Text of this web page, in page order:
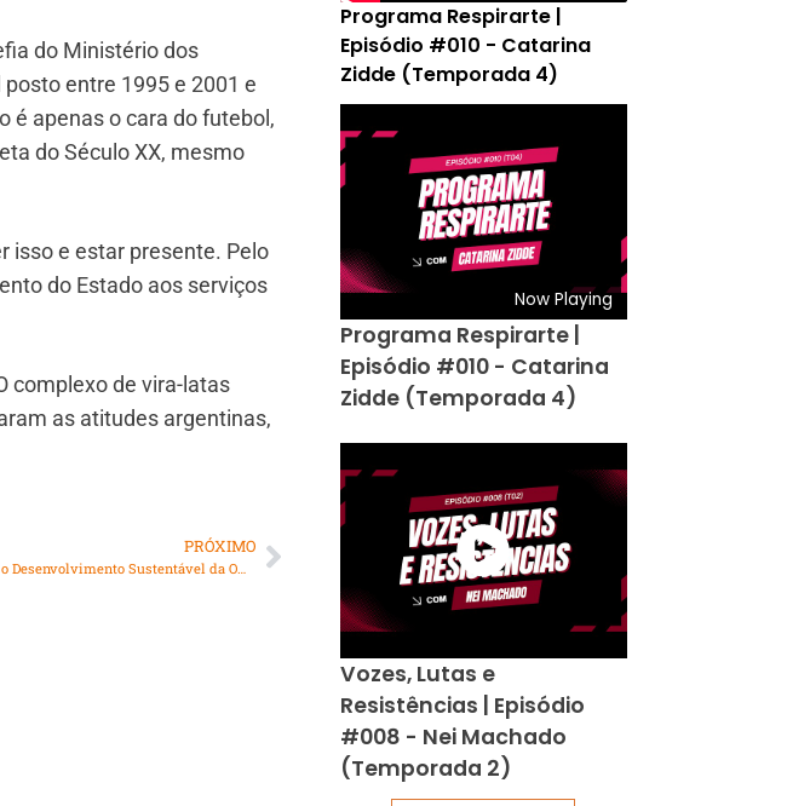
do Ministério dos
entre 1995 e 2001 e
é apenas o cara do futebol,
do Século XX, mesmo
isso e estar presente. Pelo
do Estado aos serviços
complexo de vira-latas
as atitudes argentinas,
PRÓXIMO
Seus Direitos: Os Objetivos para o Desenvolvimento Sustentável da ONU (Parte 1)
Programa Respirarte |
Episódio #010 - Catarina
Zidde (Temporada 4)
Now Playing
Programa Respirarte |
Episódio #010 - Catarina
Zidde (Temporada 4)
Vozes, Lutas e
Resistências | Episódio
#008 - Nei Machado
(Temporada 2)